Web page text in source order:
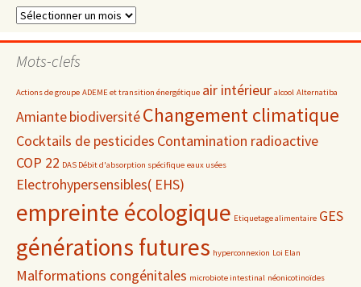
Dossiers
date
Mots-clefs
Actions de groupe ADEME et transition énergétique air intérieur alcool Alternatiba
AmiantebiodiversitéChangement climatique
Cocktails de pesticides Contamination radioactive
COP 22 DAS Débit d'absorption spécifique eaux usées
Electrohypersensibles( EHS)
empreinte écologique Etiquetage alimentaire GES
générations futures hyperconnexion Loi Elan
Malformations congénitales microbiote intestinal néonicotinoïdes